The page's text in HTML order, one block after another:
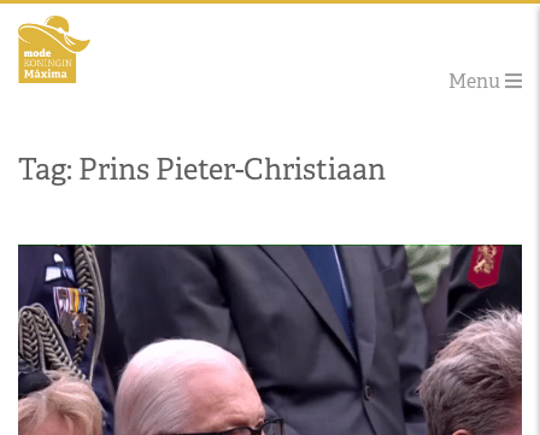
Menu
Tag: Prins Pieter-Christiaan